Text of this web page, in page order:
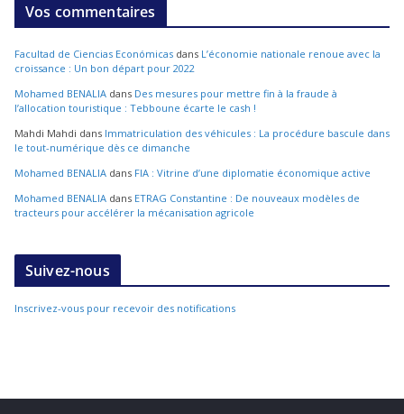
Vos commentaires
Facultad de Ciencias Económicas dans L’économie nationale renoue avec la
croissance : Un bon départ pour 2022
Mohamed BENALIA dans Des mesures pour mettre fin à la fraude à
l’allocation touristique : Tebboune écarte le cash !
Mahdi Mahdi dans Immatriculation des véhicules : La procédure bascule dans
le tout-numérique dès ce dimanche
Mohamed BENALIA dans FIA : Vitrine d’une diplomatie économique active
Mohamed BENALIA dans ETRAG Constantine : De nouveaux modèles de
tracteurs pour accélérer la mécanisation agricole
Suivez-nous
Inscrivez-vous pour recevoir des notifications